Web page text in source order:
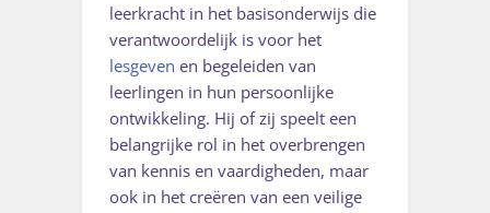
leerkracht in het basisonderwijs die
verantwoordelijk is voor het
lesgeven en begeleiden van
leerlingen in hun persoonlijke
ontwikkeling. Hij of zij speelt een
belangrijke rol in het overbrengen
van kennis en vaardigheden, maar
ook in het creëren van een veilige